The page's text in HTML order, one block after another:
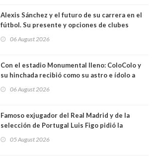
Alexis Sánchez y el futuro de su carrera en el
fútbol. Su presente y opciones de clubes
06 August 2026
Con el estadio Monumental lleno: ColoColo y
su hinchada recibió como su astro e ídolo a
06 August 2026
Famoso exjugador del Real Madrid y de la
selección de Portugal Luis Figo pidió la
comportamiento más bajo y cobarde que he
05 August 2026